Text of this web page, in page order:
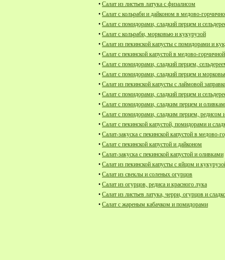
• Салат из листьев латука с физалисом
• Салат с кольраби и дайконом в медово-
• Салат с помидорами, сладкий перцем и
• Салат с кольраби, морковью и кукурузой
• Салат из пекинской капусты с помидорами и
• Салат с пекинской капустой в медово-
• Салат с помидорами, сладкий перцем,
• Салат с помидорами, сладкий перцем и
• Салат из пекинской капусты с лаймовой
• Салат с помидорами, сладкий перцем и
• Салат с помидорами, сладким перцем и
• Салат с помидорами, сладким перцем, редисом
• Салат с пекинской капустой, помидорами и
• Салат-закуска с пекинской капустой в медово-
• Салат с пекинской капустой и дайконом
• Салат-закуска с пекинской капустой и оливками
• Салат из пекинской капусты с яйцом и
• Салат из свеклы и соленых огурцов
• Салат из огурцов, редиса и красного лука
• Салат из листьев латука, черри, огурцов и
• Салат с жареным кабачком и помидорами